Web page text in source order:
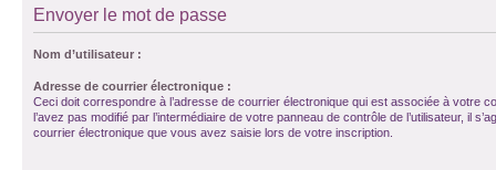
Envoyer le mot de passe
Nom d’utilisateur :
Adresse de courrier électronique :
Ceci doit correspondre à l’adresse de courrier électronique qui est associée à votre
l’avez pas modifié par l’intermédiaire de votre panneau de contrôle de l’utilisateur, il
courrier électronique que vous avez saisie lors de votre inscription.